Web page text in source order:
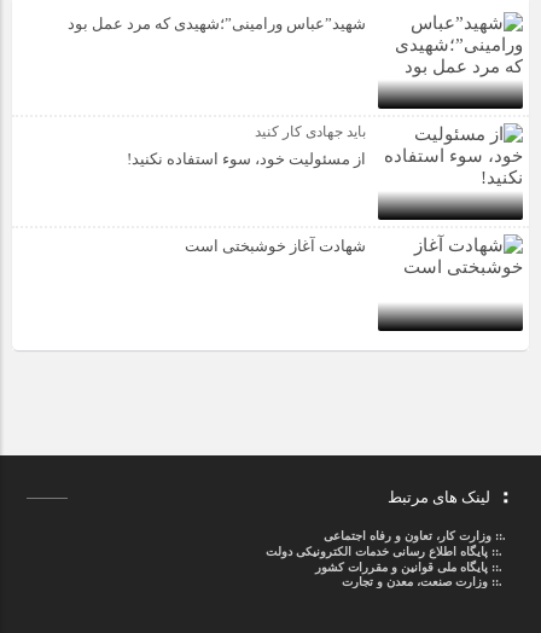
شهید”عباس ورامینی”؛شهیدی که مرد عمل بود
باید جهادی کار کنید
از مسئولیت خود، سوء استفاده نکنید!
شهادت آغاز خوشبختی است
لینک های مرتبط
.::وزارت کار، تعاون و رفاه اجتماعی
.::پایگاه اطلاع رسانی خدمات الکترونیکی دولت
.::پایگاه ملی قوانین و مقررات کشور
.:: وزارت صنعت، معدن و تجارت